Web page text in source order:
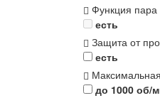
Функция пара
есть
Защита от
есть
до 1000 об/